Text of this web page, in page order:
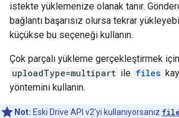
istekte yüklemenize olanak tanır.
bağlantı başarısız olursa tekrar
küçükse bu seçeneği kullanın.
Çok parçalı yükleme gerçekleştirmek için
uploadType=multipart ile files
yöntemini kullanın.
Not: Eski Drive API v2'yi kullanıyorsanız